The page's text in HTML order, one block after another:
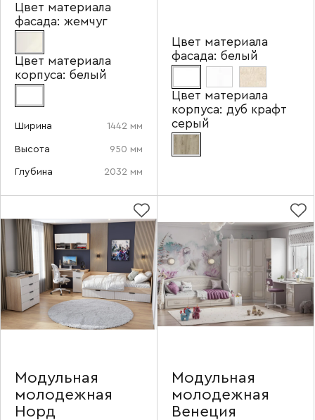
Цвет материала
фасада: жемчуг
Цвет материала
корпуса: белый
Ширина 1442 мм
Высота 950 мм
Глубина 2032 мм
Цвет материала
фасада: белый
Цвет материала
корпуса: дуб крафт
серый
Модульная
молодежная
Норд
Модульная
молодежная
Венеция
Номер телефона
Прикрепите логотип
компании
Отправить
Согласен сполитикой конфиденциальности
и обработкой данных.